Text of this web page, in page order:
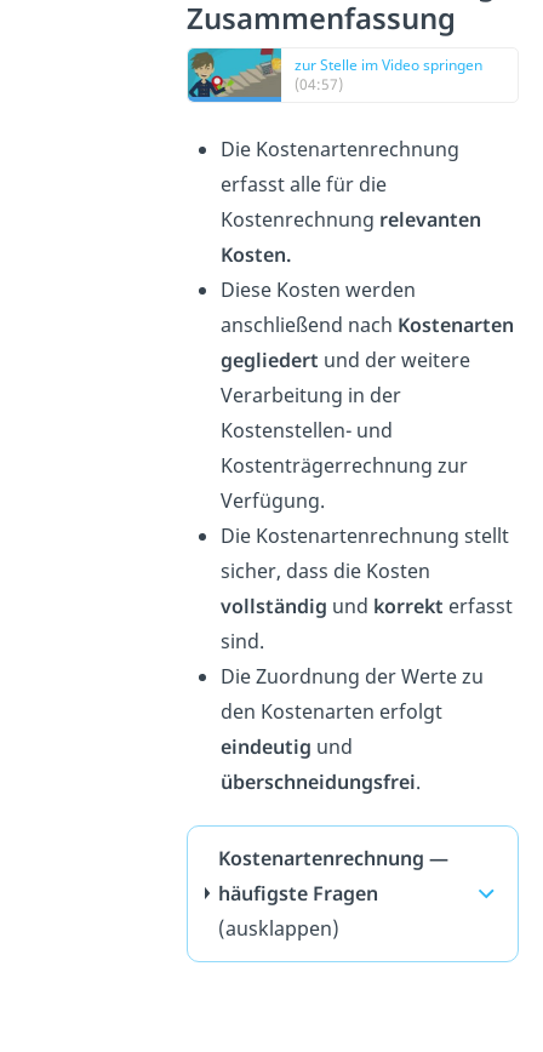
Zusammenfassung
zur Stelle im Video springen
(04:57)
Die Kostenartenrechnung
erfasst alle für die
Kostenrechnung relevanten
Kosten.
Diese Kosten werden
anschließend nach Kostenarten
gegliedert und der weitere
Verarbeitung in der
Kostenstellen- und
Kostenträgerrechnung zur
Verfügung.
Die Kostenartenrechnung stellt
sicher, dass die Kosten
vollständig und korrekt erfasst
sind.
Die Zuordnung der Werte zu
den Kostenarten erfolgt
eindeutig und
überschneidungsfrei.
Kostenartenrechnung —
häufigste Fragen
(ausklappen)